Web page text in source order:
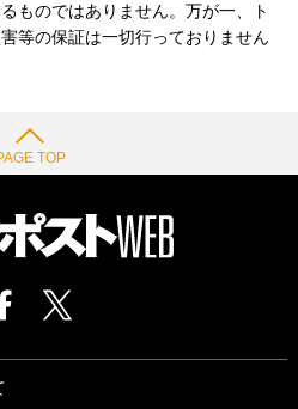
ものではありません。万が一、ト
等の保証は一切行っておりません
TOP